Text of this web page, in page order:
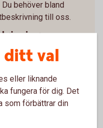
behöver bland
till oss.
är det mycket att ta
en bolånerådgivning
allt du behöver
bostad som till
försäkringar och
ditt val
eller liknande
fungera för dig. Det
som förbättrar din